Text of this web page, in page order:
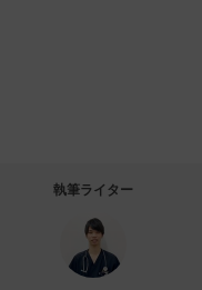
執筆ライター